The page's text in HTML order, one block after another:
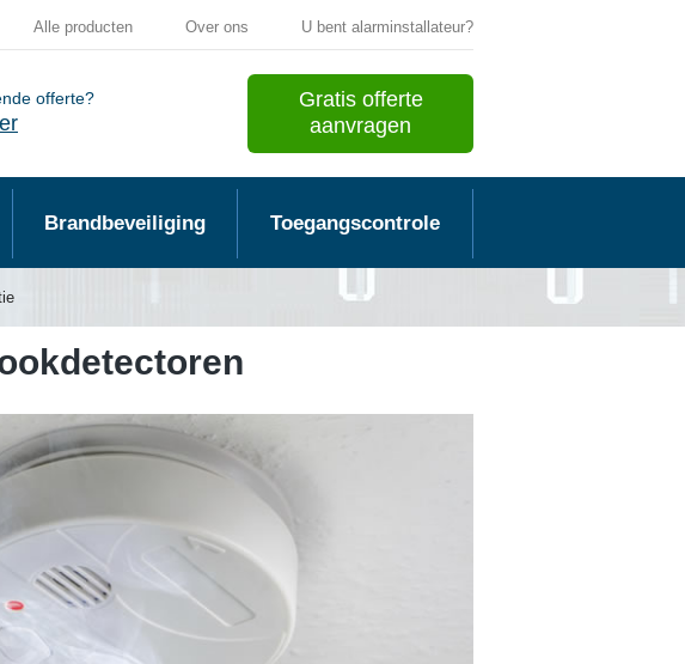
Alle producten Over ons U bent alarminstallateur?
Gratis offerte
aanvragen
offerte?
Brandbeveiliging Toegangscontrole